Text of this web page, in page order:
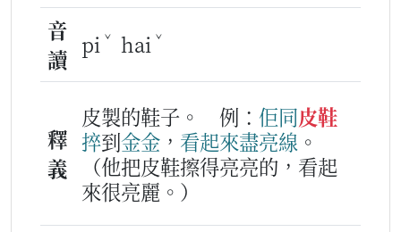
音
讀
pi ˇ hai ˇ
釋
義
皮製的鞋子。 例： 佢同皮鞋
捽到金金 ， 看起來盡亮線 。
（他把皮鞋擦得亮亮的，看起
來很亮麗。）